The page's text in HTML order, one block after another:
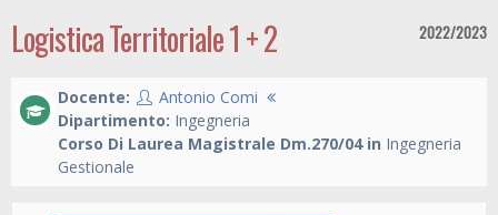
Logistica Territoriale 1 + 2 2022/2023
Docente:
Antonio Comi
Dipartimento: Ingegneria
Corso Di Laurea Magistrale Dm.270/04 in Ingegneria
Gestionale